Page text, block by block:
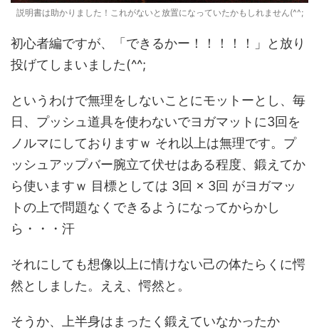
説明書は助かりました！これがないと放置になっていたかもしれません(^^;
初心者編ですが、「できるかー！！！！！」と放り
投げてしまいました(^^;
というわけで無理をしないことにモットーとし、毎
日、プッシュ道具を使わないでヨガマットに3回を
ノルマにしておりますｗ それ以上は無理です。プ
ッシュアップバー腕立て伏せはある程度、鍛えてか
ら使いますｗ 目標としては 3回 × 3回 がヨガマッ
トの上で問題なくできるようになってからかし
ら・・・汗
それにしても想像以上に情けない己の体たらくに愕
然としました。ええ、愕然と。
そうか、上半身はまったく鍛えていなかったか